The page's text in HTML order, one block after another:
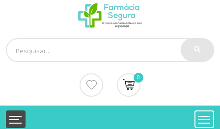
0